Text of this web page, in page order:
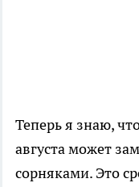
Теперь я знаю,
августа может
сорняками. Это